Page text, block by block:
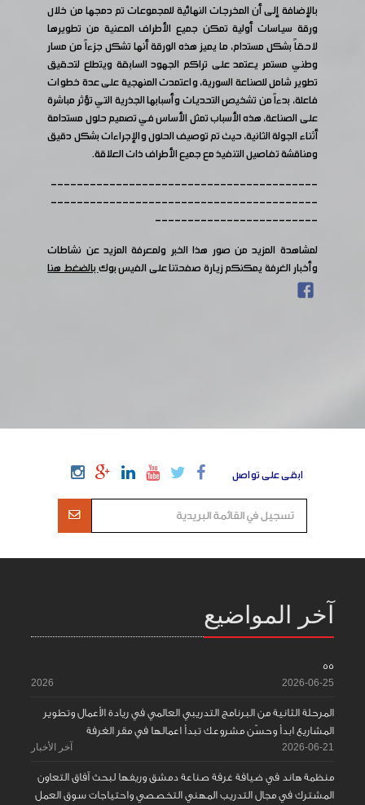
بالإضافة إلى أن المخرجات النهائية للمجموعات تم دمجها من خلال
ورقة سياسات أولية تمكن جميع الأطراف المعنية من تطويرها
لاحقاً بشكل مستدام، ما يميز هذه الورقة أنها تشكل جزءاً من مسار
وطني مستمر يعتمد على تراكم الجهود السابقة ويتطلع لتحقيق
تطوير شامل للصناعة السورية، واعتمدت المنهجية على عدة خطوات
فاعلة، بدءاً من تشخيص التحديات وأسبابها الجذرية التي تؤثر مباشرة
على الصناعة، هذه الأسباب تمثل الأساس في تصميم حلول مستدامة
أثناء الجولة الثانية، حيث تم توصيف الحلول والإجراءات بشكل دقيق
ومناقشة تفاصيل التنفيذ مع جميع الأطراف ذات العلاقة.
-----------------------------------------
-----------------------------------------
-------------------------
لمشاهدة المزيد من صور هذا الخبر ولمعرفة المزيد عن نشاطات
وأخبار الغرفة يمكنكم زيارة صفحتنا على الفيس بوكبالضغط هنا
ابقى على تواصل
آخر المواضيع
55
2026-06-25
2026
المرحلة الثانية من البرنامج التدريبي العالمي في ريادة الأعمال وتطوير
المشاريع ابدأ وحسّن مشروعك تبدأ اعمالها في مقر الغرفة
2026-06-21 آخر الأخبار
منظمة هاند في ضيافة غرفة صناعة دمشق وريفها لبحث آفاق التعاون
المشترك في مجال التدريب المهني التخصصي واحتياجات سوق العمل